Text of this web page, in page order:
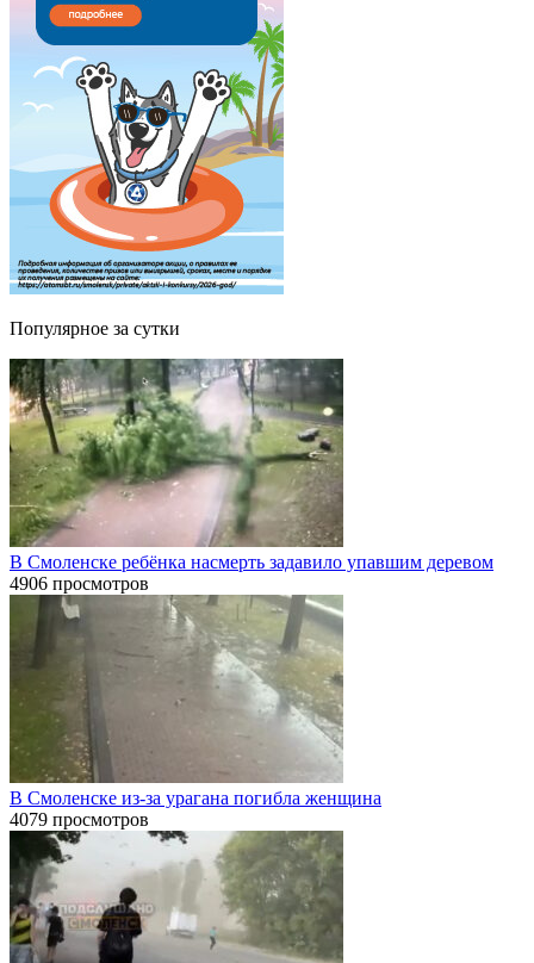
Популярное за сутки
В Смоленске ребёнка насмерть задавило упавшим деревом
4906 просмотров
В Смоленске из-за урагана погибла женщина
4079 просмотров